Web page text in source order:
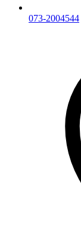
073-2004544